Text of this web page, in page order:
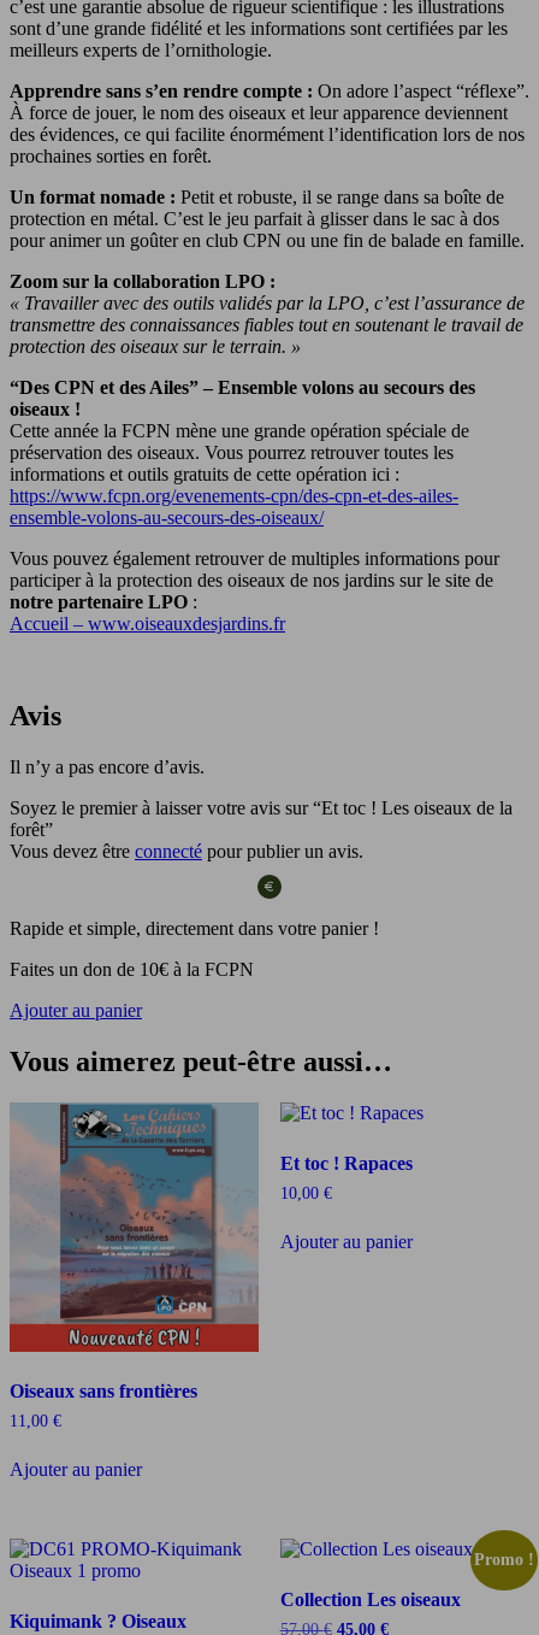
c’est une garantie absolue de rigueur scientifique : les illustrations
sont d’une grande fidélité et les informations sont certifiées par les
meilleurs experts de l’ornithologie.
Apprendre sans s’en rendre compte : On adore l’aspect “réflexe”.
À force de jouer, le nom des oiseaux et leur apparence deviennent
des évidences, ce qui facilite énormément l’identification lors de nos
prochaines sorties en forêt.
Un format nomade : Petit et robuste, il se range dans sa boîte de
protection en métal. C’est le jeu parfait à glisser dans le sac à dos
pour animer un goûter en club CPN ou une fin de balade en famille.
Zoom sur la collaboration LPO :
« Travailler avec des outils validés par la LPO, c’est l’assurance de
transmettre des connaissances fiables tout en soutenant le travail de
protection des oiseaux sur le terrain. »
“Des CPN et des Ailes” – Ensemble volons au secours des
oiseaux !
Cette année la FCPN mène une grande opération spéciale de
préservation des oiseaux. Vous pourrez retrouver toutes les
informations et outils gratuits de cette opération ici :
https://www.fcpn.org/evenements-cpn/des-cpn-et-des-ailes-
ensemble-volons-au-secours-des-oiseaux/
Vous pouvez également retrouver de multiples informations pour
participer à la protection des oiseaux de nos jardins sur le site de
notre partenaire LPO :
Accueil – www.oiseauxdesjardins.fr
Avis
Il n’y a pas encore d’avis.
Soyez le premier à laisser votre avis sur “Et toc ! Les oiseaux de la
forêt”
Vous devez être connecté pour publier un avis.
Rapide et simple, directement dans votre panier !
Faites un don de 10€ à la FCPN
Ajouter au panier
Vous aimerez peut-être aussi…
Oiseaux sans frontières
11,00 €
Ajouter au panier
Et toc ! Rapaces
10,00 €
Ajouter au panier
Kiquimank ? Oiseaux
Promo !
Collection Les oiseaux
57,00€ Le
45,00 €Le